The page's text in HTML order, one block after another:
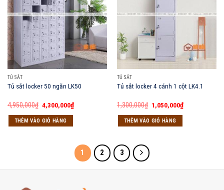
TỦ SẮT
Tủ sắt locker 50 ngăn LK50
4,950,000₫ Giá
gốc
là:
4,950,000₫.
4,300,000₫Giá
hiện
THÊM VÀO GIỎ HÀNG
TỦ SẮT
Tủ sắt locker 4 cánh 1 cột LK4.1
1,300,000₫ Giá
gốc
là:
1,300,000₫.
1,050,000₫Giá
hiện
THÊM VÀO GIỎ HÀNG
1 2 3